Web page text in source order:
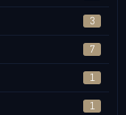
3
7
1
1